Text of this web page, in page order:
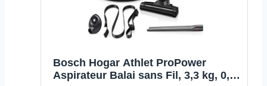
Bosch Hogar Athlet ProPower
Aspirateur Balai sans Fil, 3,3 kg, 0,9